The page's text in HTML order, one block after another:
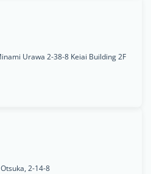
Urawa 2-38-8 Keiai Building 2F
2-14-8